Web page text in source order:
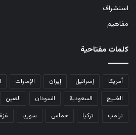
استشراف
مفاهيم
كلمات مفتاحية
أمريكا إسرائيل إيران الإمارات
الخليج
السعودية السودان الصين
ترامب
تركيا حماس سوريا غزة